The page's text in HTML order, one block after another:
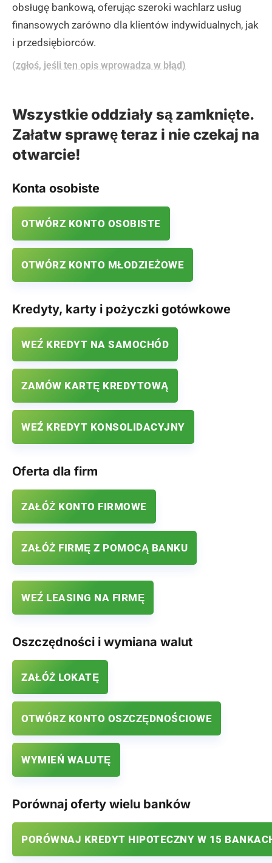
obsługę bankową, oferując szeroki wachlarz usług
finansowych zarówno dla klientów indywidualnych, jak
i przedsiębiorców.
(zgłoś, jeśli ten opis wprowadza w błąd)
Wszystkie oddziały są zamknięte.
Załatw sprawę teraz i nie czekaj na
otwarcie!
Konta osobiste
OTWÓRZ KONTO OSOBISTE
OTWÓRZ KONTO MŁODZIEŻOWE
Kredyty, karty i pożyczki gotówkowe
WEŹ KREDYT NA SAMOCHÓD
ZAMÓW KARTĘ KREDYTOWĄ
WEŹ KREDYT KONSOLIDACYJNY
Oferta dla firm
ZAŁÓŻ KONTO FIRMOWE
ZAŁÓŻ FIRMĘ Z POMOCĄ BANKU
WEŹ LEASING NA FIRMĘ
Oszczędności i wymiana walut
ZAŁÓŻ LOKATĘ
OTWÓRZ KONTO OSZCZĘDNOŚCIOWE
WYMIEŃ WALUTĘ
Porównaj oferty wielu banków
PORÓWNAJ KREDYT HIPOTECZNY W 15